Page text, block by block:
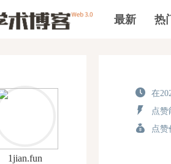
最新 热
1jian.fun
在
点赞
点赞